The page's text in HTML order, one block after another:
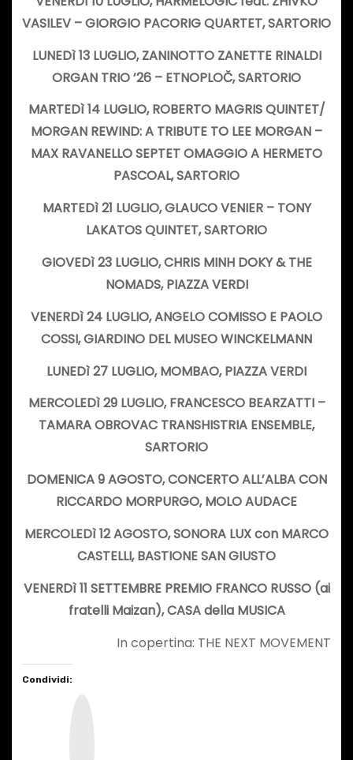
VASILEV – GIORGIO PACORIG QUARTET,SARTORIO
LUNEDì 13 LUGLIO,ZANINOTTO ZANETTE RINALDI
ORGAN TRIO ’26 – ETNOPLOČ,SARTORIO
MARTEDì 14 LUGLIO,ROBERTO MAGRIS QUINTET/
MORGAN REWIND: A TRIBUTE TO LEE MORGAN –
MAX RAVANELLO SEPTET OMAGGIO A HERMETO
PASCOAL,SARTORIO
MARTEDì 21 LUGLIO,GLAUCO VENIER – TONY
LAKATOS QUINTET,SARTORIO
GIOVEDì 23 LUGLIO,CHRIS MINH DOKY & THE
NOMADS,PIAZZA VERDI
VENERDì 24 LUGLIO,ANGELO COMISSO E PAOLO
COSSI,GIARDINO DEL MUSEO WINCKELMANN
LUNEDì 27 LUGLIO,MOMBAO,PIAZZA VERDI
MERCOLEDì 29 LUGLIO,FRANCESCO BEARZATTI –
TAMARA OBROVAC TRANSHISTRIA ENSEMBLE,
SARTORIO
DOMENICA 9 AGOSTO,CONCERTO ALL’ALBA CON
RICCARDO MORPURGO, MOLO AUDACE
MERCOLEDì 12 AGOSTO,SONORA LUX con MARCO
CASTELLI,BASTIONE SAN GIUSTO
VENERDì 11 SETTEMBRE PREMIO FRANCO RUSSO (ai
fratelli Maizan),CASA della MUSICA
In copertina: THE NEXT MOVEMENT
Condividi: